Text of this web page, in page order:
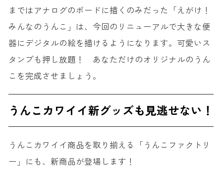
まではアナログのボードに描くのみだった「えがけ！
みんなのうんこ」は、今回のリニューアルで大きな便
器にデジタルの絵を描けるようになります。可愛いス
タンプも押し放題！ あなただけのオリジナルのうん
こを完成させましょう。
うんこカワイイ新グッズも見逃せない！
うんこカワイイ商品を取り揃える「うんこファクトリ
ー」にも、新商品が登場します！